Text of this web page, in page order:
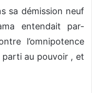
sa démission neuf
entendait par-
l’omnipotence
parti au pouvoir , et